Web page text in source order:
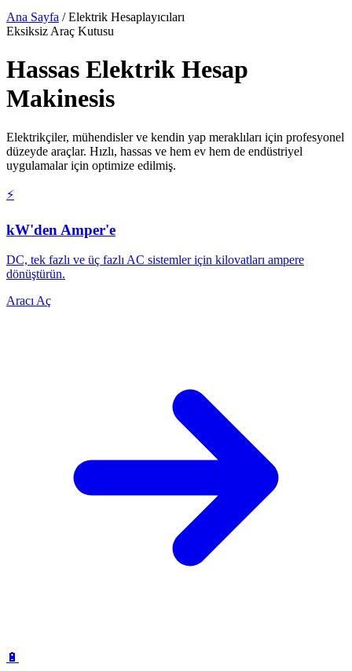
Ana Sayfa / Elektrik Hesaplayıcıları
Eksiksiz Araç Kutusu
Hassas Elektrik Hesap
Makinesis
Elektrikçiler, mühendisler ve kendin yap meraklıları için profesyonel
düzeyde araçlar. Hızlı, hassas ve hem ev hem de endüstriyel
uygulamalar için optimize edilmiş.
⚡
kW'den Amper'e
DC, tek fazlı ve üç fazlı AC sistemler için kilovatları ampere
dönüştürün.
Aracı Aç
🔋